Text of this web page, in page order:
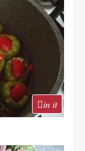
in it